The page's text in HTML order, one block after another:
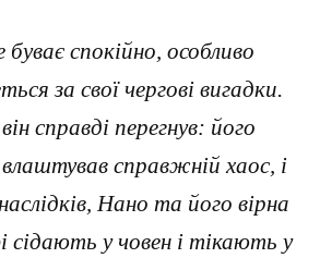
буває спокійно, особливо
за свої чергові вигадки.
справді перегнув: його
влаштував справжній хаос, і
Нано та його вірна
у човен і тікають у